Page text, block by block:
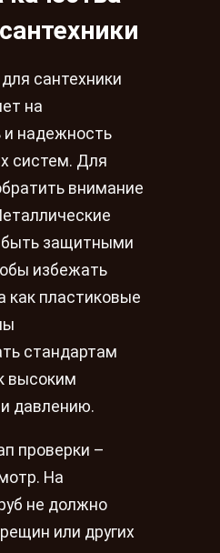
сантехники
на
и надежность
систем. Для
внимание
защитными
избежать
как пластиковые
стандартам
высоким
давлению.
проверки –
На
не должно
или других